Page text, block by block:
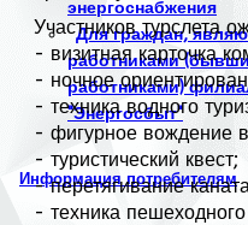
энергоснабжения
Для граждан,
работниками
работниками)
"Энергосбыт"
Информация потребителям
Участников турслета
- визитная карточка
- ночное
- техника водного
- фигурное вождение
- туристический квест;
- перетягивание
- техника